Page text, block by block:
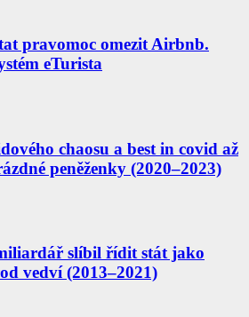
pravomoc omezit Airbnb.
eTurista
chaosu a best in covid až
peněženky (2020–2023)
slíbil řídit stát jako
vedví (2013–2021)